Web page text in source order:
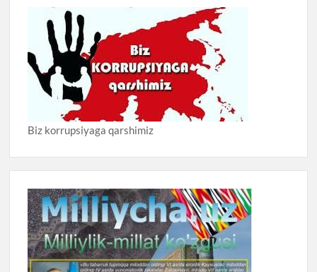
Biz korrupsiyaga qarshimiz